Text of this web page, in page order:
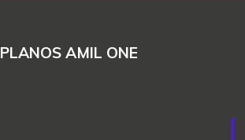
PLANOS AMIL ONE